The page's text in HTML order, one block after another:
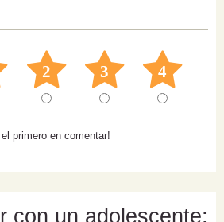
2 3 4
el primero en comentar!
con un adolescente: